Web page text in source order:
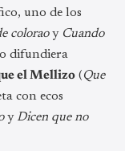
uno de los
coloraoy Cuando
difundiera
el Mellizo (Que
con ecos
y Dicen que no